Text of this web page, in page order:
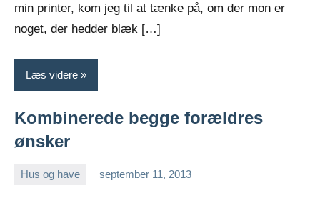
min printer, kom jeg til at tænke på, om der mon er
noget, der hedder blæk […]
Læs videre
Kombinerede begge forældres
ønsker
Hus og have september 11, 2013